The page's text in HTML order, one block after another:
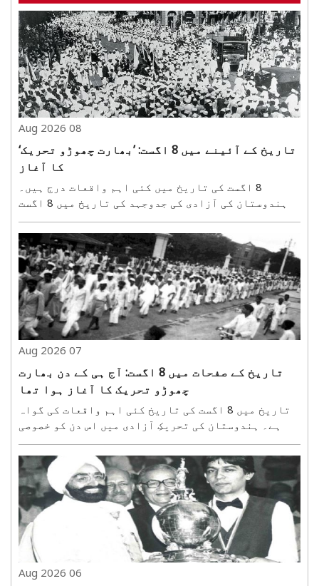
08 Aug 2026
تاریخ کے آئینے میں 8 اگست: ’بھارت چھوڑو تحریک‘
کا آغاز
8 اگست کی تاریخ میں کئی اہم واقعات درج ہیں۔
ہندوستان کی آزادی کی جدوجہد کی تاریخ میں 8 اگست
1942 کا دن سنہرے حروف میں لکھا گیا ہے۔ ممبئی کے
گوالیا ٹینک میدان سے مہاتما گاندھی نے ’بھارت
چھوڑو تحریک‘ کا آغاز کرتے ہوئے ’کرو یا مرو‘ کا نعرہ
دیا تھا۔ ..
07 Aug 2026
تاریخ کے صفحات میں 8 اگست: آج ہی کے دن بھارت
چھوڑو تحریک کا آغاز ہوا تھا
تاریخ میں 8 اگست کی تاریخ کئی اہم واقعات کی گواہ
ہے۔ ہندوستان کی تحریکِ آزادی میں اس دن کو خصوصی
اہمیت حاصل ہے، کیونکہ 8 اگست 1942 کو مہاتما
گاندھی نے برطانوی حکومت کے خلاف ’بھارت چھوڑو
تحریک‘ کا اعلان کیا تھا۔ 8 اگست 1942 کو ممبئی (اس
وقت بمبئی)..
06 Aug 2026